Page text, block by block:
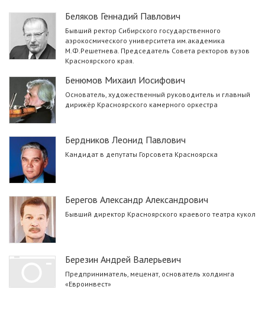
Беляков Геннадий Павлович
Бывший ректор Сибирского государственного
аэрокосмического университета им.академика
М.Ф.Решетнева. Председатель Совета ректоров вузов
Красноярского края.
Бенюмов Михаил Иосифович
Основатель, художественный руководитель и главный
дирижёр Красноярского камерного оркестра
Бердников Леонид Павлович
Кандидат в депутаты Горсовета Красноярска
Берегов Александр Александрович
Бывший директор Красноярского краевого театра кукол
Березин Андрей Валерьевич
Предприниматель, меценат, основатель холдинга
«Евроинвест»